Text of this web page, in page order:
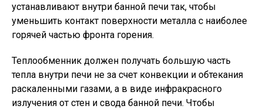
устанавливают внутри банной печи так, чтобы
уменьшить контакт поверхности металла с наиболее
горячей частью фронта горения.
Теплообменник должен получать большую часть
тепла внутри печи не за счет конвекции и обтекания
раскаленными газами, а в виде инфракрасного
излучения от стен и свода банной печи. Чтобы